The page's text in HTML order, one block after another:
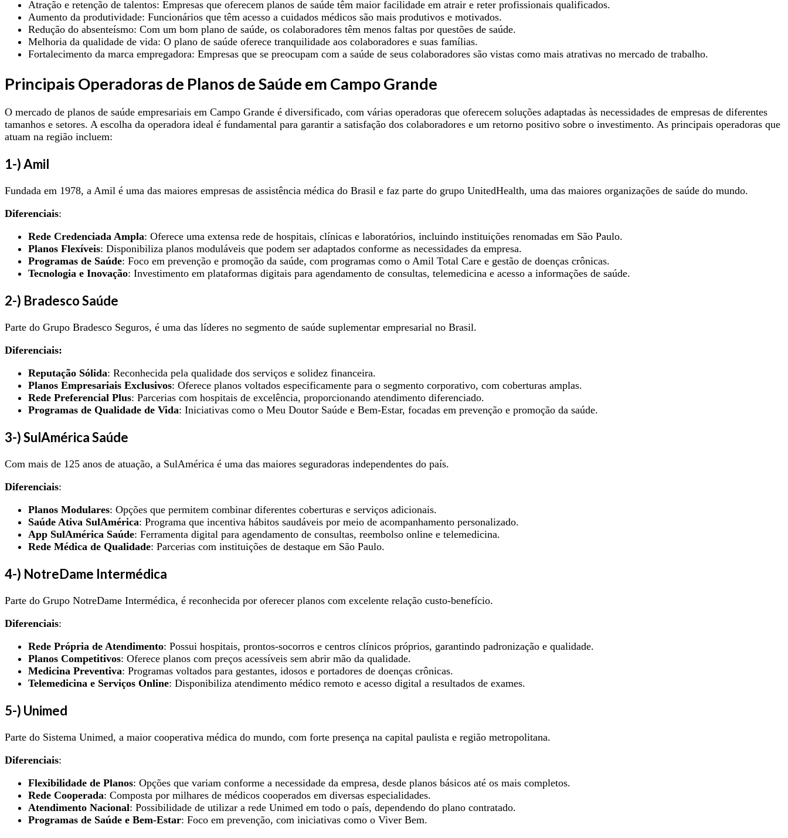
Atração e retenção de talentos: Empresas que oferecem planos de saúde têm maior facilidade em atrair e reter profissionais qualificados.
Aumento da produtividade: Funcionários que têm acesso a cuidados médicos são mais produtivos e motivados.
Redução do absenteísmo: Com um bom plano de saúde, os colaboradores têm menos faltas por questões de saúde.
Melhoria da qualidade de vida: O plano de saúde oferece tranquilidade aos colaboradores e suas famílias.
Fortalecimento da marca empregadora: Empresas que se preocupam com a saúde de seus colaboradores são vistas como mais atrativas no mercado de trabalho.
Principais Operadoras de Planos de Saúde em Campo Grande
O mercado de planos de saúde empresariais em Campo Grande é diversificado, com várias operadoras que oferecem soluções adaptadas às necessidades de empresas de diferentes
tamanhos e setores. A escolha da operadora ideal é fundamental para garantir a satisfação dos colaboradores e um retorno positivo sobre o investimento. As principais operadoras que
atuam na região incluem:
1-) Amil
Fundada em 1978, a Amil é uma das maiores empresas de assistência médica do Brasil e faz parte do grupo UnitedHealth, uma das maiores organizações de saúde do mundo.
Diferenciais:
Rede Credenciada Ampla: Oferece uma extensa rede de hospitais, clínicas e laboratórios, incluindo instituições renomadas em São Paulo.
Planos Flexíveis: Disponibiliza planos moduláveis que podem ser adaptados conforme as necessidades da empresa.
Programas de Saúde: Foco em prevenção e promoção da saúde, com programas como o Amil Total Care e gestão de doenças crônicas.
Tecnologia e Inovação: Investimento em plataformas digitais para agendamento de consultas, telemedicina e acesso a informações de saúde.
2-) Bradesco Saúde
Parte do Grupo Bradesco Seguros, é uma das líderes no segmento de saúde suplementar empresarial no Brasil.
Diferenciais:
Reputação Sólida: Reconhecida pela qualidade dos serviços e solidez financeira.
Planos Empresariais Exclusivos: Oferece planos voltados especificamente para o segmento corporativo, com coberturas amplas.
Rede Preferencial Plus: Parcerias com hospitais de excelência, proporcionando atendimento diferenciado.
Programas de Qualidade de Vida: Iniciativas como o Meu Doutor Saúde e Bem-Estar, focadas em prevenção e promoção da saúde.
3-) SulAmérica Saúde
Com mais de 125 anos de atuação, a SulAmérica é uma das maiores seguradoras independentes do país.
Diferenciais:
Planos Modulares: Opções que permitem combinar diferentes coberturas e serviços adicionais.
Saúde Ativa SulAmérica: Programa que incentiva hábitos saudáveis por meio de acompanhamento personalizado.
App SulAmérica Saúde: Ferramenta digital para agendamento de consultas, reembolso online e telemedicina.
Rede Médica de Qualidade: Parcerias com instituições de destaque em São Paulo.
4-) NotreDame Intermédica
Parte do Grupo NotreDame Intermédica, é reconhecida por oferecer planos com excelente relação custo-benefício.
Diferenciais:
Rede Própria de Atendimento: Possui hospitais, prontos-socorros e centros clínicos próprios, garantindo padronização e qualidade.
Planos Competitivos: Oferece planos com preços acessíveis sem abrir mão da qualidade.
Medicina Preventiva: Programas voltados para gestantes, idosos e portadores de doenças crônicas.
Telemedicina e Serviços Online: Disponibiliza atendimento médico remoto e acesso digital a resultados de exames.
5-) Unimed
Parte do Sistema Unimed, a maior cooperativa médica do mundo, com forte presença na capital paulista e região metropolitana.
Diferenciais:
Flexibilidade de Planos: Opções que variam conforme a necessidade da empresa, desde planos básicos até os mais completos.
Rede Cooperada: Composta por milhares de médicos cooperados em diversas especialidades.
Atendimento Nacional: Possibilidade de utilizar a rede Unimed em todo o país, dependendo do plano contratado.
Programas de Saúde e Bem-Estar: Foco em prevenção, com iniciativas como o Viver Bem.